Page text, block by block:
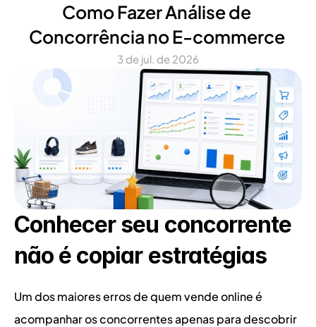
Como Fazer Análise de
Concorrência no E-commerce
3 de jul. de 2026
Conhecer seu concorrente
não é copiar estratégias
Um dos maiores erros de quem vende online é
acompanhar os concorrentes apenas para descobrir